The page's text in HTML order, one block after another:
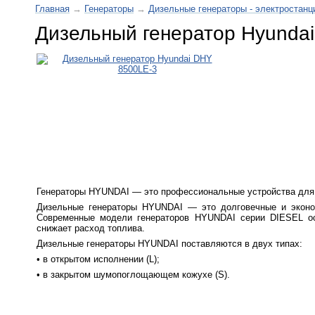
Главная → Генераторы → Дизельные генераторы -
Дизельный генератор
Генераторы HYUNDAI — это профессиональные устройства для
Дизельные генераторы HYUNDAI — это долговечные и
Современные модели генераторов HYUNDAI серии DIESEL
снижает расход топлива.
Дизельные генераторы HYUNDAI поставляются в двух типах:
• в открытом исполнении (L);
• в закрытом шумопоглощающем кожухе (S).